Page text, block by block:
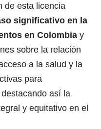
de esta licencia
significativo en la
en Colombia y
sobre la relación
a la salud y la
para
así la
y equitativo en el